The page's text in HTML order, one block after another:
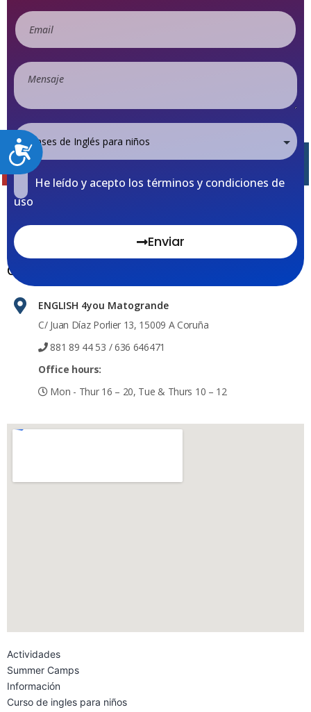
Accesibilidad
He leído y acepto los términos y condiciones de
uso
Enviar
Llevamos cerca de 20 años cubriendo las necesidades de
enseñanza de inglés para niños y adultos en A Coruña.
Contacto
ENGLISH 4you Matogrande
C/ Juan Díaz Porlier 13, 15009 A Coruña
881 89 44 53 / 636 646471
Office hours:
Mon - Thur 16 – 20, Tue & Thurs 10 – 12
Actividades
Summer Camps
Información
Curso de ingles para niños